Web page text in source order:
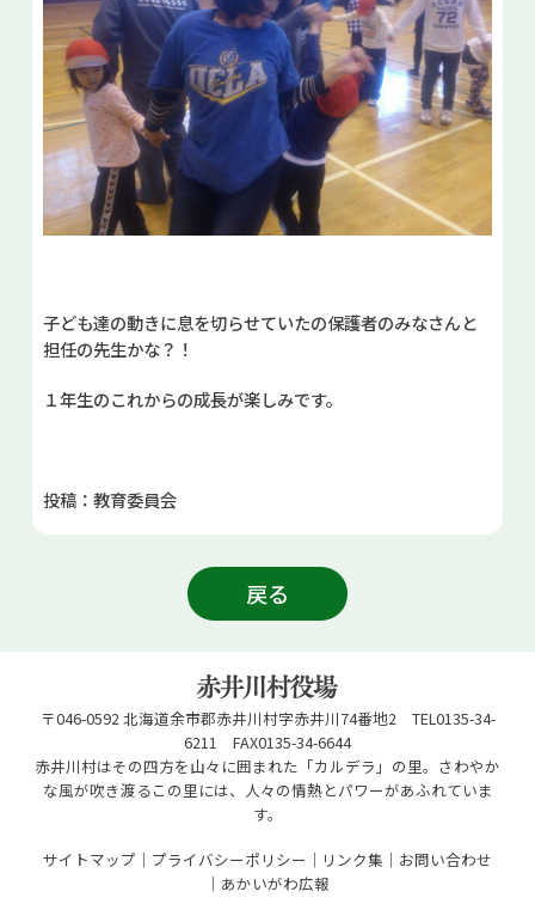
子ども達の動きに息を切らせていたの保護者のみなさんと
担任の先生かな？！
１年生のこれからの成長が楽しみです。
投稿：教育委員会
戻る
〒046-0592 北海道余市郡赤井川村字赤井川74番地2 TEL0135-34-
6211 FAX0135-34-6644
赤井川村はその四方を山々に囲まれた「カルデラ」の里。さわやか
な風が吹き渡るこの里には、人々の情熱とパワーがあふれていま
す。
サイトマップ
プライバシーポリシー リンク集
お問い合わせ
あかいがわ広報